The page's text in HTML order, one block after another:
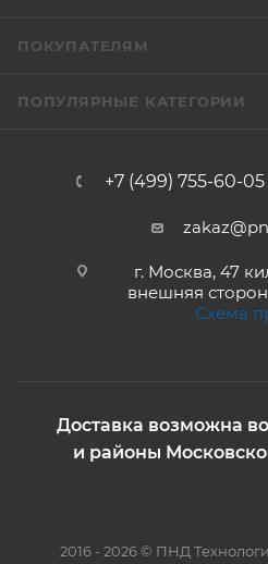
ПОКУПАТЕЛЯМ
ПОПУЛЯРНЫЕ КАТЕГОРИИ
+7 (499) 755-60-05
г. Москва, 47
внешняя
Схема
Доставка возможна
и районы
2016 - 2026 © ПНД